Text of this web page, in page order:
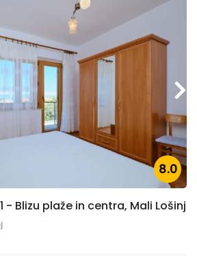
8.0
- Blizu plaže in centra, Mali Lošinj